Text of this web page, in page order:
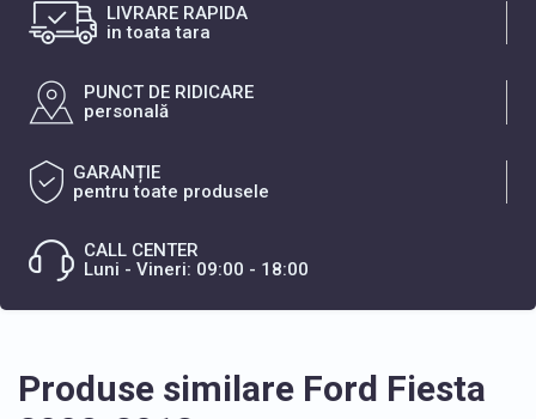
LIVRARE RAPIDA
in toata tara
PUNCT DE RIDICARE
personală
GARANȚIE
pentru toate produsele
CALL CENTER
Luni - Vineri: 09:00 - 18:00
Produse similare Ford Fiesta